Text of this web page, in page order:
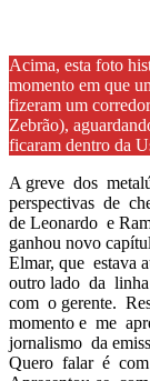
Acima, esta foto
momento em que
fizeram um
Zebrão),
ficaram dentro da
A greve dos
perspectivas de
de Leonardo e
ganhou novo
Elmar, que
outro lado da
com o gerente.
momento e me
jornalismo da
Quero falar é com